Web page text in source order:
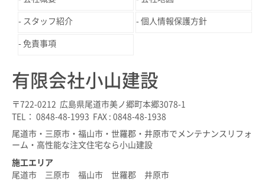
スタッフ紹介 個人情報保護方針
免責事項
有限会社小山建設
〒722-0212 広島県尾道市美ノ郷町本郷3078-1
TEL： 0848-48-1993 FAX : 0848-48-1938
尾道市・三原市・福山市・世羅郡・井原市でメンテナンスリフォ
ーム・高性能な注文住宅なら小山建設
施工エリア
尾道市 三原市 福山市 世羅郡 井原市